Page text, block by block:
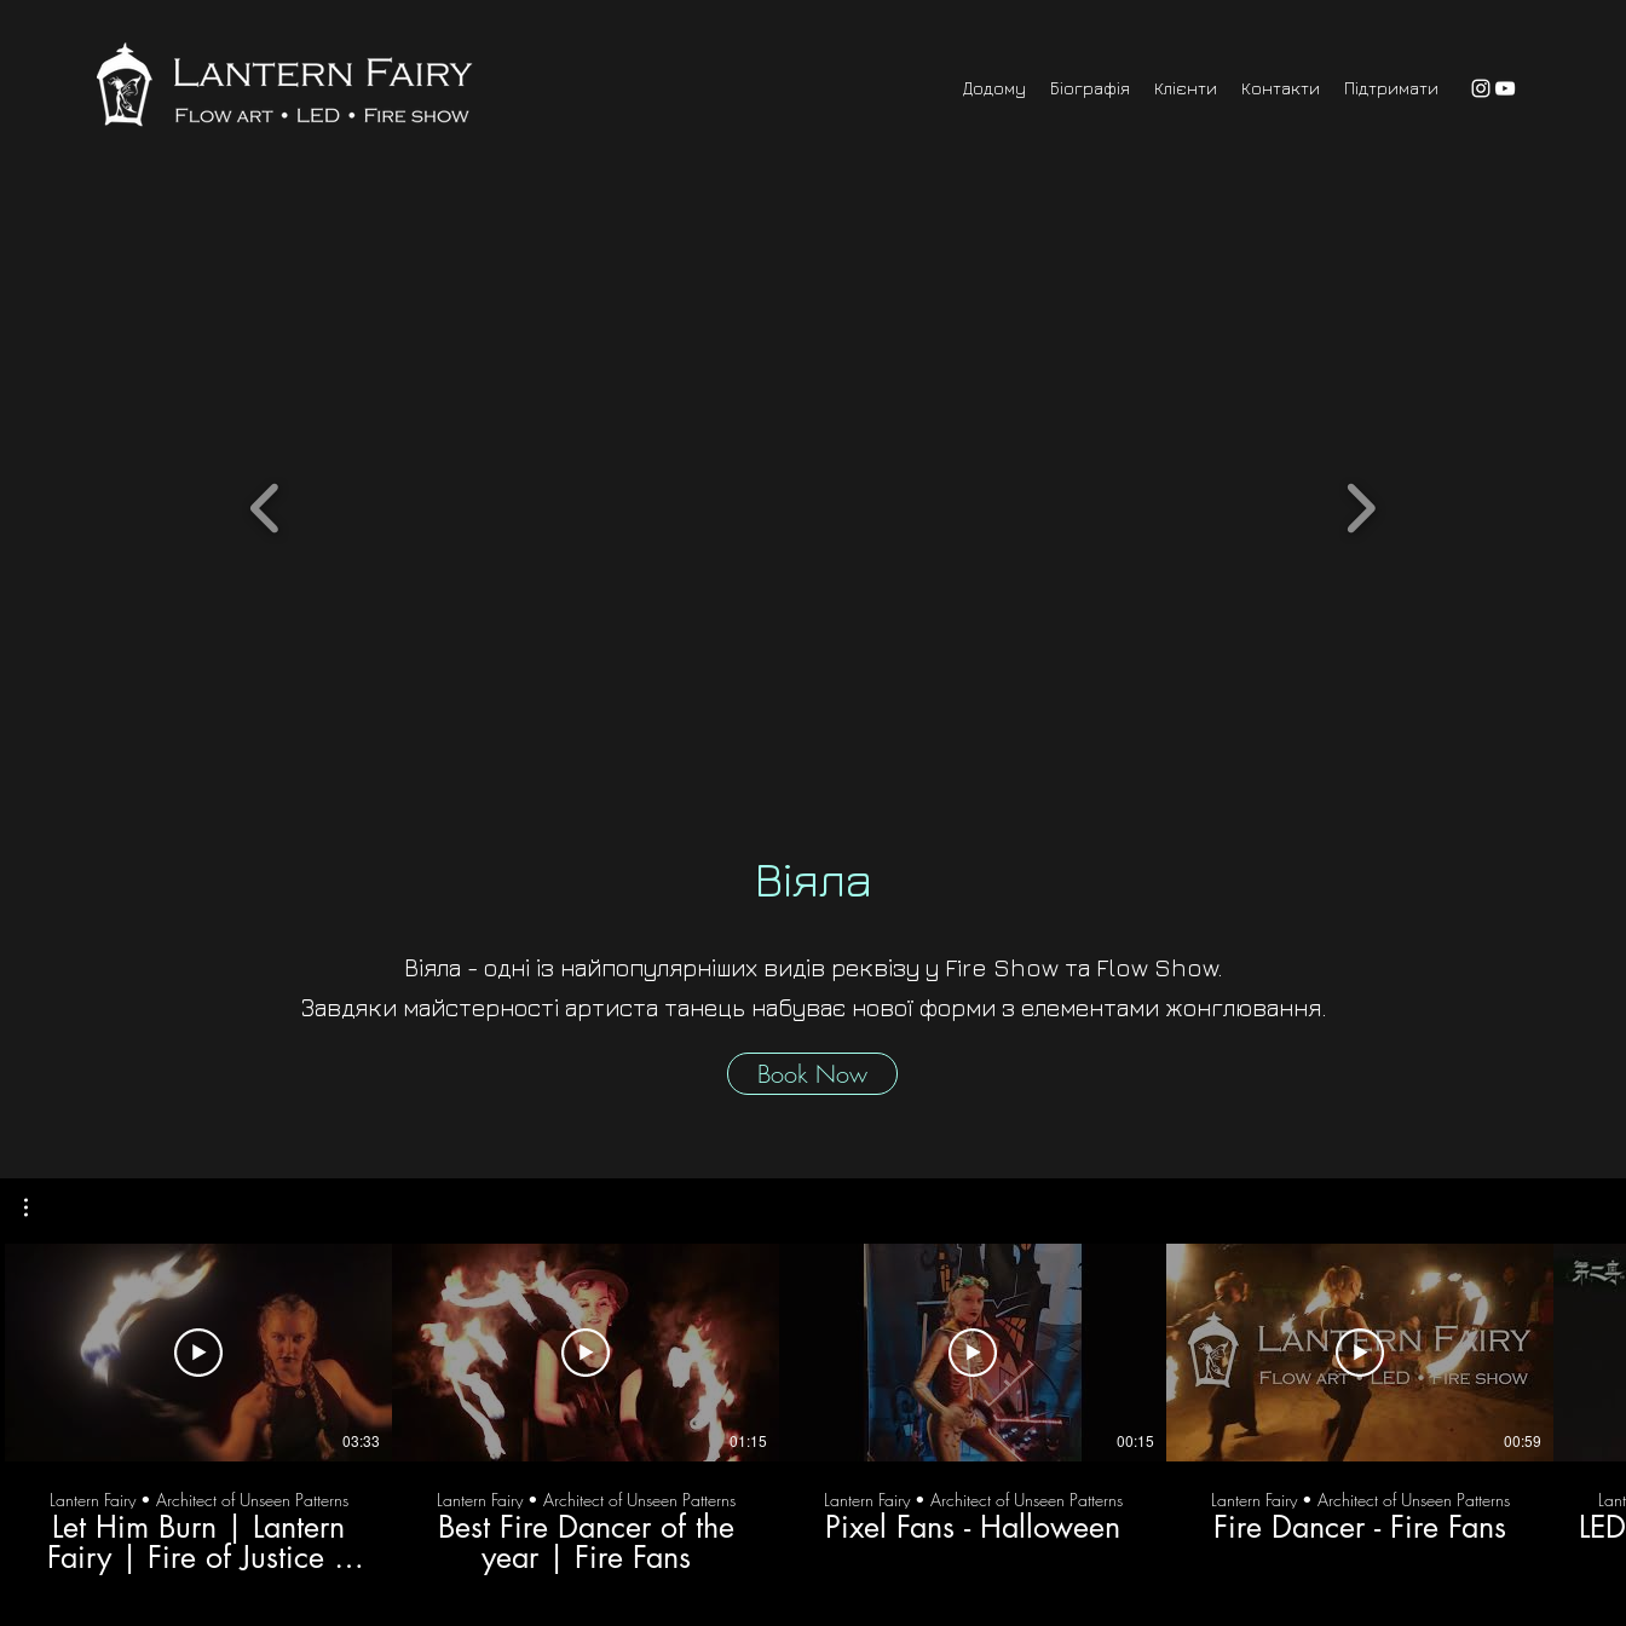
Додому Біографія Клієнти Контакти Підтримати
Віяла
Віяла - одні із найпопулярніших видів реквізу у Fire Show та Flow Show.
Завдяки майстерності артиста танець набуває нової форми з елементами жонглювання.
Book Now
03:33
Lantern Fairy • Architect of Unseen Patterns
Let Him Burn | Lantern
Fairy | Fire of Justice |
01:15
Lantern Fairy • Architect of Unseen Patterns
Best Fire Dancer of the
year | Fire Fans
00:15
Lantern Fairy • Architect of Unseen Patterns
Pixel Fans - Halloween
00:59
Lantern Fairy • Architect of Unseen Patterns
Fire Dancer - Fire Fans